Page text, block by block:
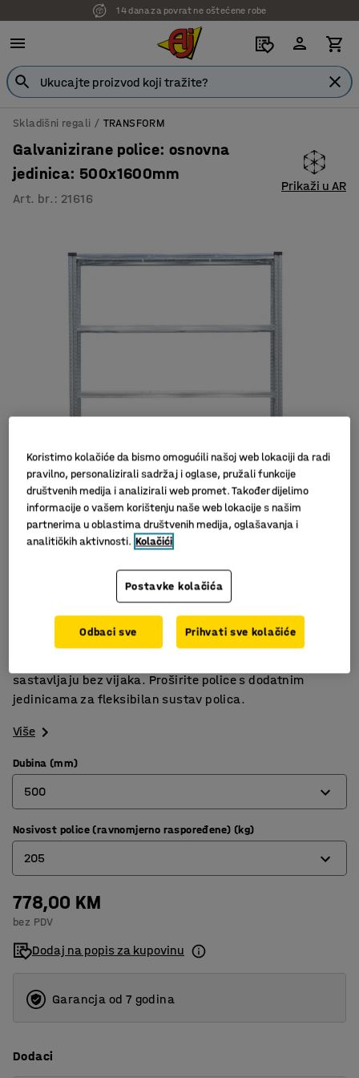
14 dana za povrat ne oštećene robe
Skladišni regali TRANSFORM
Galvanizirane police: osnovna
jedinica: 500x1600mm
Art. br. : 21616
Prikaži u AR
Nisu potrebni vijci
Robusne police za odlaganje s podesivim policama.
sastavljaju bez vijaka. Proširite police s dodatnim
jedinicama za fleksibilan sustav polica.
Više
Dubina (mm)
500
320
400
500
600
800
Nosivost police (ravnomjerno raspoređene) (kg)
205
180
205
778,00 KM
bez PDV
Dodaj na popis za kupovinu
Garancja od 7 godina
Dodaci
Koristimo kolačiće da bismo omogućili našoj web lokaciji da radi
pravilno, personalizirali sadržaj i oglase, pružali funkcije
društvenih medija i analizirali web promet. Također dijelimo
informacije o vašem korištenju naše web lokacije s našim
partnerima u oblastima društvenih medija, oglašavanja i
analitičkih aktivnosti. Kolačići
Postavke kolačića
Odbaci sve Prihvati sve kolačiće